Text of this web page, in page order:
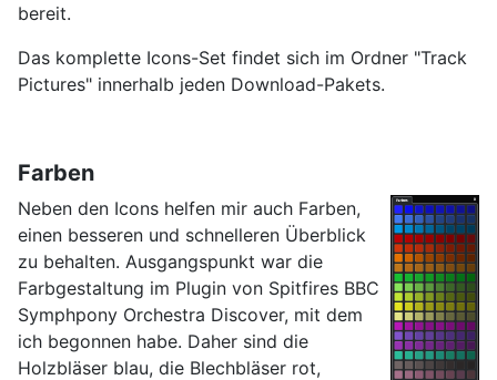
bereit.
Das komplette Icons-Set findet sich im Ordner "Track
Pictures" innerhalb jeden Download-Pakets.
Farben
Neben den Icons helfen mir auch Farben,
einen besseren und schnelleren Überblick
zu behalten. Ausgangspunkt war die
Farbgestaltung im Plugin von Spitfires BBC
Symphpony Orchestra Discover, mit dem
ich begonnen habe. Daher sind die
Holzbläser blau, die Blechbläser rot,